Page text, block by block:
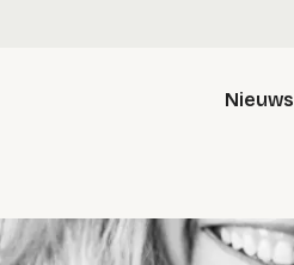
Nieuws